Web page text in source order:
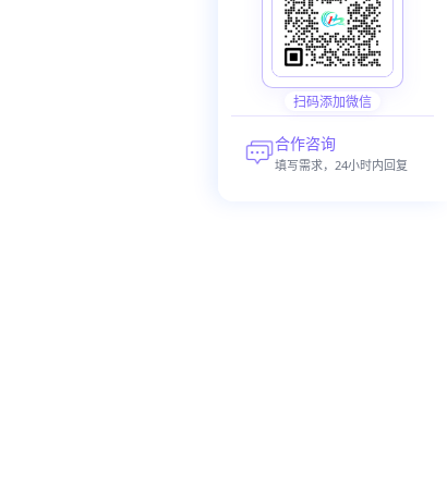
扫码添加微信
合作咨询
填写需求，24小时内回复